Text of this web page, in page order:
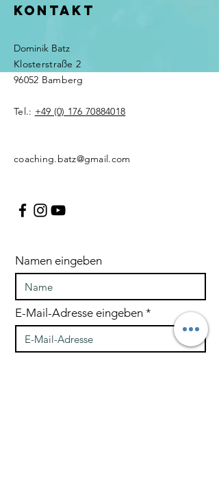
KONTAKT
Dominik Batz
Klosterstraße 2
96052 Bamberg
Tel.: +49 (0) 176 70884018
coaching.batz@gmail.com
Namen eingeben
E-Mail-Adresse eingeben